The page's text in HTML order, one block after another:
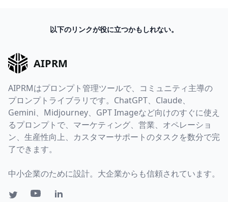
以下のリンクが役に立つかもしれない。
AIPRM
AIPRMはプロンプト管理ツールで、コミュニティ主導の
プロンプトライブラリです。ChatGPT、Claude、
Gemini、Midjourney、GPT Imageなど向けのすぐに使え
るプロンプトで、マーケティング、営業、オペレーショ
ン、生産性向上、カスタマーサポートのタスクを数分で完
了できます。
中小企業のために設計。大企業からも信頼されています。